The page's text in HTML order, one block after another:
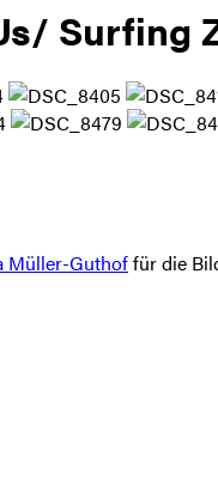
Surfing
Müller-Guthoffür die